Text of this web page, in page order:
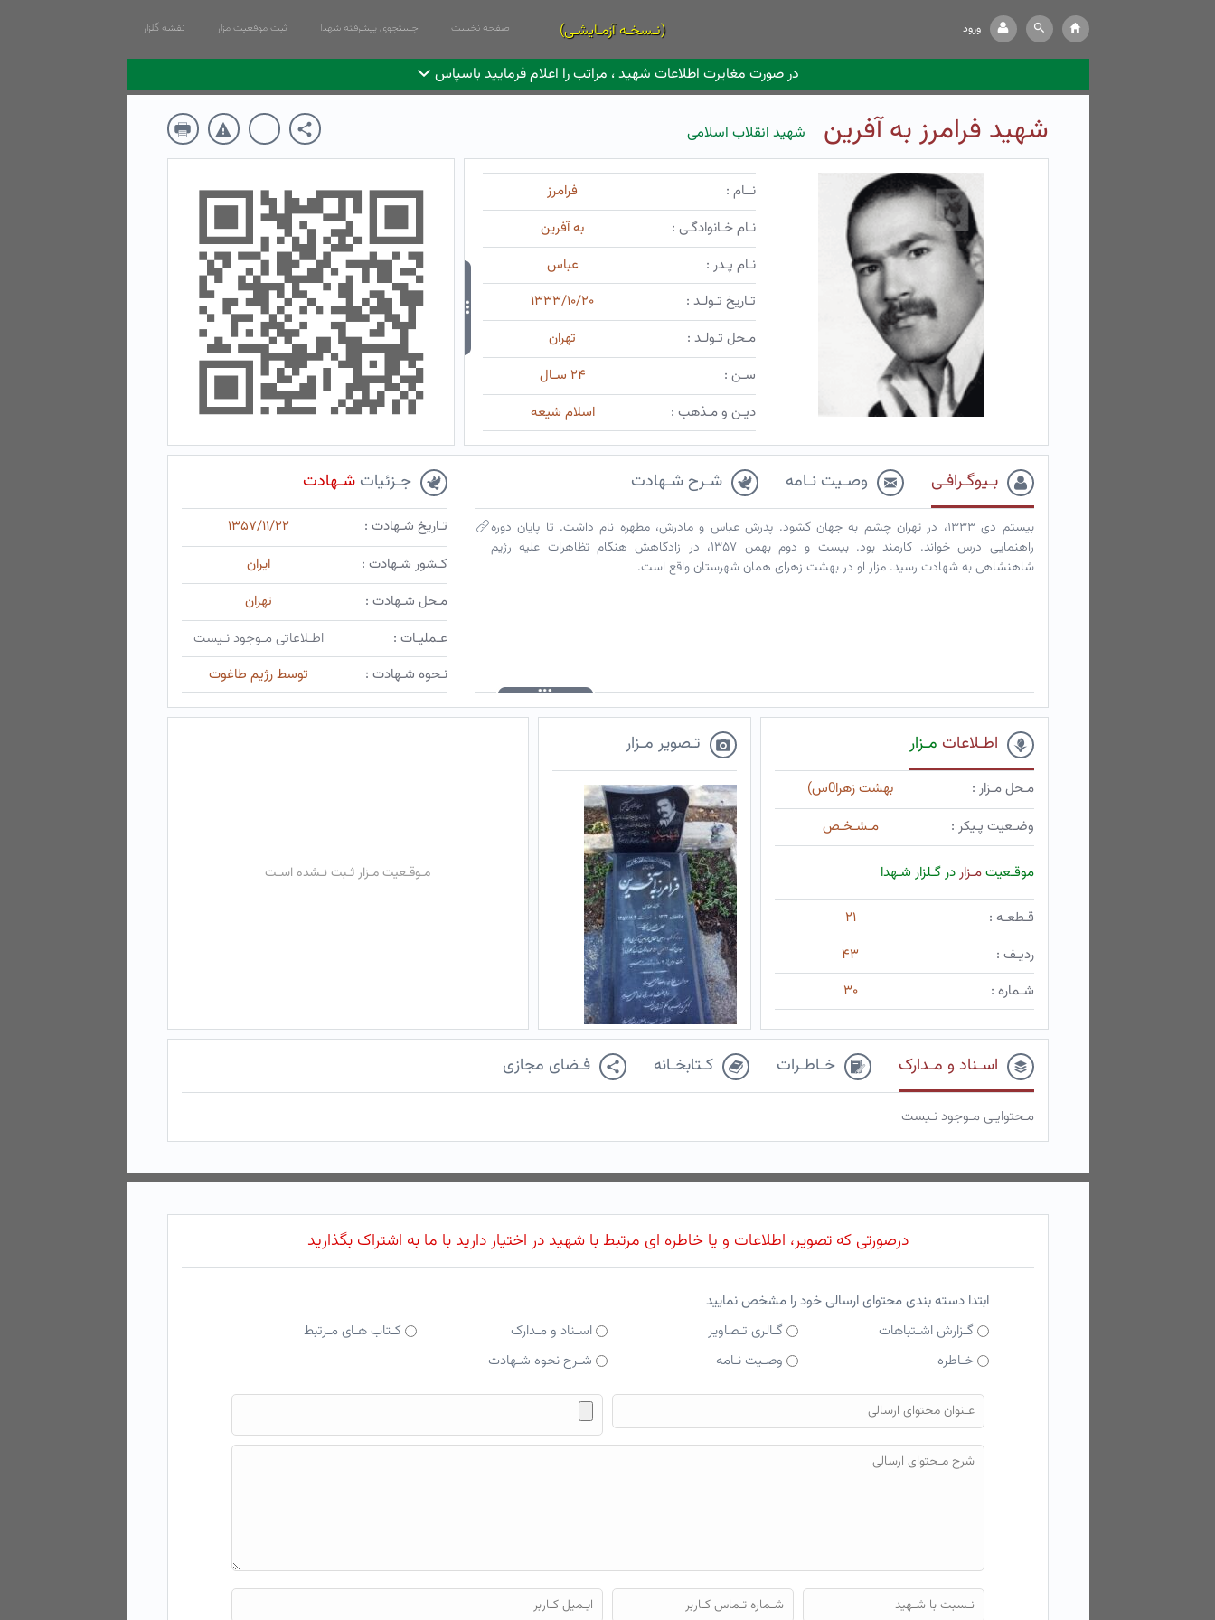
ورود (نـسخـه آزمـایشـی) صفحه نخست جستجوی پیشرفته شهدا ثبت موقعیت مزار نقشه گلزار
در صورت مغایرت اطلاعات شهید ، مراتب را اعلام فرمایید باسپاس
شهید فرامرز به آفرین شهید انقلاب اسلامی
نــام :
فرامرز
نـام خـانوادگـی :
به آفرین
نـام پـدر :
عباس
تـاریخ تـولـد :
۱۳۳۳/۱۰/۲۰
مـحل تـولـد :
تهران
سـن :
۲۴ سـال
دیـن و مـذهب :
اسلام شیعه
بـیوگـرافـی وصـیت نـامه شـرح شـهادت
بیستم دی ۱۳۳۳، در تهران چشم به جهان گشود. پدرش عباس و مادرش، مطهره نام داشت. تا پایان دوره
راهنمایی درس خواند. کارمند بود. بیست و دوم بهمن ۱۳۵۷، در زادگاهش هنگام تظاهرات علیه رژیم
شاهنشاهی به شهادت رسید. مزار او در بهشت زهرای همان شهرستان واقع است.
جـزئیاتشـهادت
تـاریخ شـهادت :
۱۳۵۷/۱۱/۲۲
کـشور شـهادت :
ایران
مـحل شـهادت :
تهران
عـملیـات :
اطـلاعاتی مـوجود نـیست
نـحوه شـهادت :
توسط رژیم طاغوت
اطـلاعات مـزار
مـحل مـزار :
بهشت زهرا0س)
وضـعیت پـیکر :
مـشـخـص
موقـعیتمـزاردر گـلزار شـهدا
قـطعـه :
۲۱
ردیـف :
۴۳
شـماره :
۳۰
تـصویر مـزار
مـوقـعیت مـزار ثـبت نـشده اسـت
اسـناد و مـدارک خـاطـرات کـتابخـانه فـضای مجازی
مـحتوایـی مـوجود نـیست
درصورتی که تصویر، اطلاعات و یا خاطره ای مرتبط با شهید در اختیار دارید با ما به اشتراک بگذارید
ابتدا دسته بندی محتوای ارسالی خود را مشخص نمایید
گـزارش اشـتباهات
گـالری تـصاویر اسـناد و مـدارک
کـتاب هـای مـرتبط
خـاطره
وصـیت نـامه شـرح نحوه شـهادت
فایل محتوای ارسالی